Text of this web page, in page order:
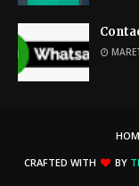
CRAFTED WITH
BY